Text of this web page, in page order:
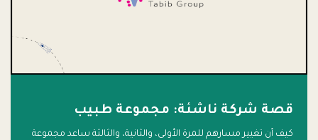
قصة شركة ناشئة: مجموعة طبيب
كيف أن تغيير مسارهم للمرة الأولى، والثانية، والثالثة ساعد مجموعة